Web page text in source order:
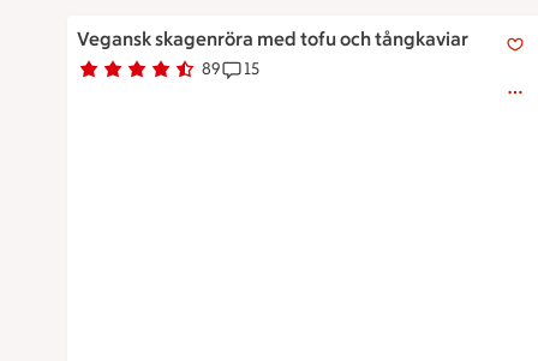
Vegansk skagenröra med tofu och tångkaviar
Betyg 4.4 av 5. 89
89 personer har röstatReceptet har 15 kommentarer
15
Vegansk skagenröra med tofu och tångkaviar